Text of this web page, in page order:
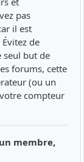
pas
il est
de
seul but de
forums, cette
(ou un
compteur
membre,